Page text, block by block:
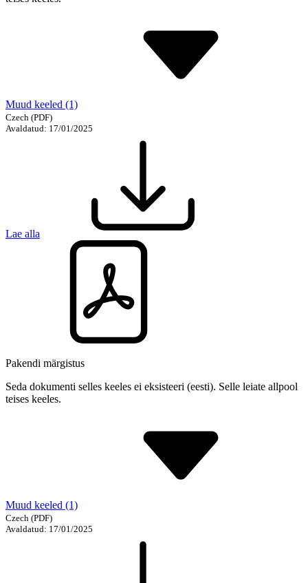
Muud keeled (1)
Czech (PDF)
Avaldatud: 17/01/2025
Lae alla
Pakendi märgistus
Seda dokumenti selles keeles ei eksisteeri (eesti). Selle leiate allpool
teises keeles.
Muud keeled (1)
Czech (PDF)
Avaldatud: 17/01/2025